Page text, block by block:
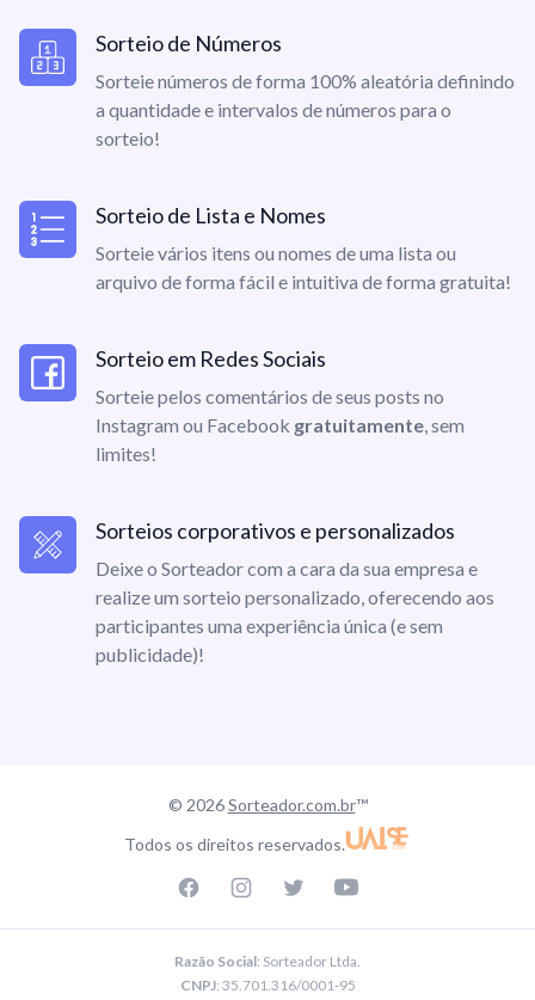
Sorteio de Números
Sorteie números de forma 100% aleatória definindo
a quantidade e intervalos de números para o
sorteio!
Sorteio de Lista e Nomes
Sorteie vários itens ou nomes de uma lista ou
arquivo de forma fácil e intuitiva de forma gratuita!
Sorteio em Redes Sociais
Sorteie pelos comentários de seus posts no
Instagram ou Facebook gratuitamente, sem
limites!
Sorteios corporativos e personalizados
Deixe o Sorteador com a cara da sua empresa e
realize um sorteio personalizado, oferecendo aos
participantes uma experiência única (e sem
publicidade)!
© 2026Sorteador.com.br™
Todos os direitos reservados.
Razão Social: Sorteador Ltda.
CNPJ: 35.701.316/0001-95